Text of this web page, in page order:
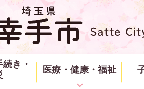
き・
医療・健康・福祉